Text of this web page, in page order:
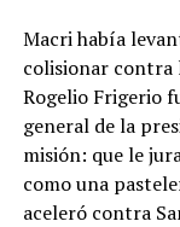
Macri había
colisionar contra
Rogelio Frigerio
general de la
misión: que le
como una
aceleró contra